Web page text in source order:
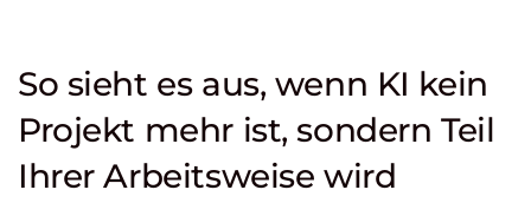
So sieht es aus, wenn KI kein
Projekt mehr ist, sondern Teil
Ihrer Arbeitsweise wird